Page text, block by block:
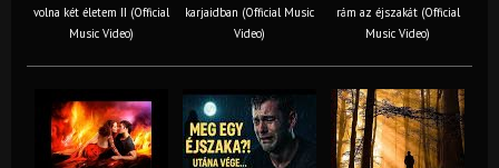
volna két életem II (Official
Music Video)
karjaidban (Official Music
Video)
rám az éjszakát (Official
Music Video)